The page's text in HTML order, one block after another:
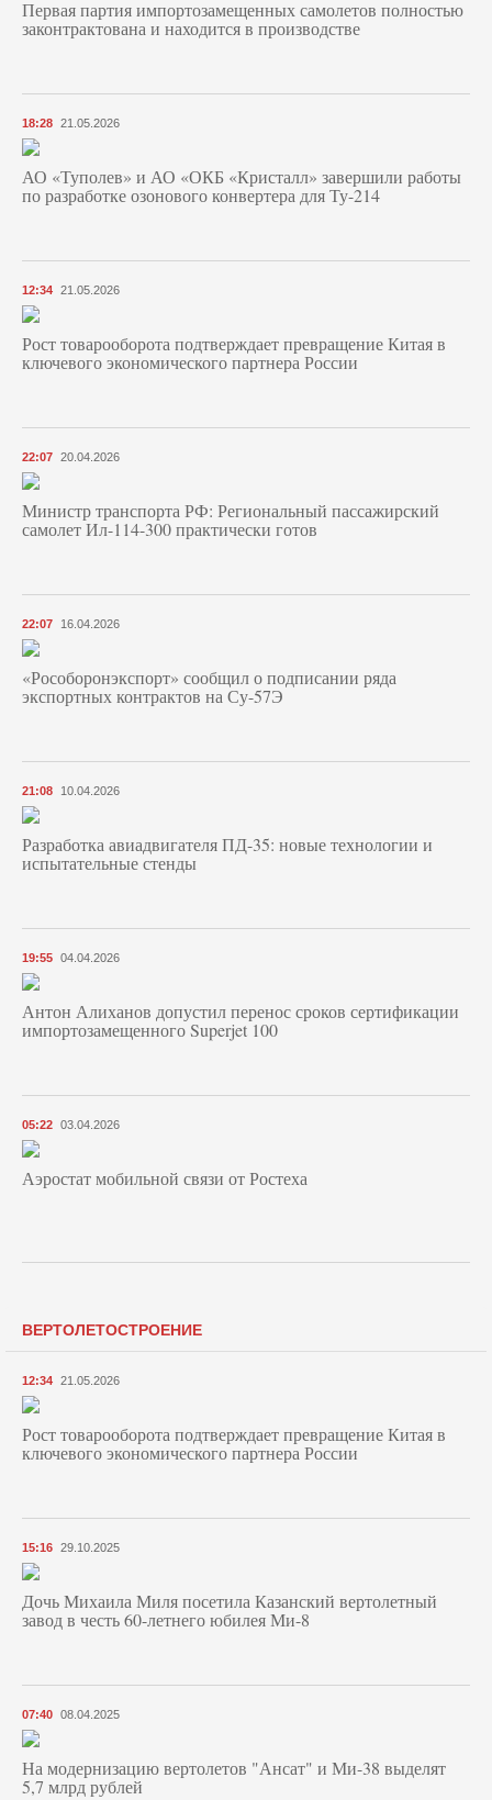
Первая партия импортозамещенных самолетов полностью
законтрактована и находится в производстве
18:28 21.05.2026
АО «Туполев» и АО «ОКБ «Кристалл» завершили работы
по разработке озонового конвертера для Ту-214
12:34 21.05.2026
Рост товарооборота подтверждает превращение Китая в
ключевого экономического партнера России
22:07 20.04.2026
Министр транспорта РФ: Региональный пассажирский
самолет Ил-114-300 практически готов
22:07 16.04.2026
«Рособоронэкспорт» сообщил о подписании ряда
экспортных контрактов на Су-57Э
21:08 10.04.2026
Разработка авиадвигателя ПД-35: новые технологии и
испытательные стенды
19:55 04.04.2026
Антон Алиханов допустил перенос сроков сертификации
импортозамещенного Superjet 100
05:22 03.04.2026
Аэростат мобильной связи от Ростеха
ВЕРТОЛЕТОСТРОЕНИЕ
12:34 21.05.2026
Рост товарооборота подтверждает превращение Китая в
ключевого экономического партнера России
15:16 29.10.2025
Дочь Михаила Миля посетила Казанский вертолетный
завод в честь 60-летнего юбилея Ми-8
07:40 08.04.2025
На модернизацию вертолетов "Ансат" и Ми-38 выделят
5,7 млрд рублей